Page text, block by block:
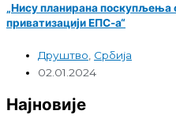
„Нису планирана поскупљења
приватизацији ЕПС-а“
Друштво Србија
02.01.2024
Најновије